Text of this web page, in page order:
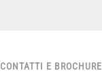
CONTATTI E BROCHURE